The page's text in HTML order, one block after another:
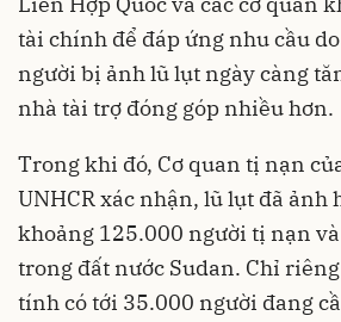
tài chính để đáp ứng nhu cầu
người bị ảnh lũ lụt ngày càng
nhà tài trợ đóng góp nhiều hơn.
Trong khi đó, Cơ quan tị nạn
UNHCR xác nhận, lũ lụt đã ảnh
khoảng 125.000 người tị nạn
trong đất nước Sudan. Chỉ
tính có tới 35.000 người đang